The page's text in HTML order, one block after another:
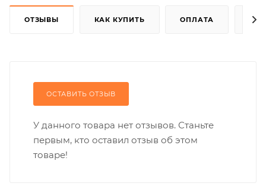
ОТЗЫВЫ КАК КУПИТЬ ОПЛАТА
ОСТАВИТЬ ОТЗЫВ
У данного товара нет отзывов. Станьте
первым, кто оставил отзыв об этом
товаре!